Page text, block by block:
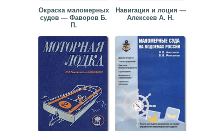
Окраска маломерных
судов — Фаворов Б.
П.
Навигация и лоция —
Алексеев А. Н.